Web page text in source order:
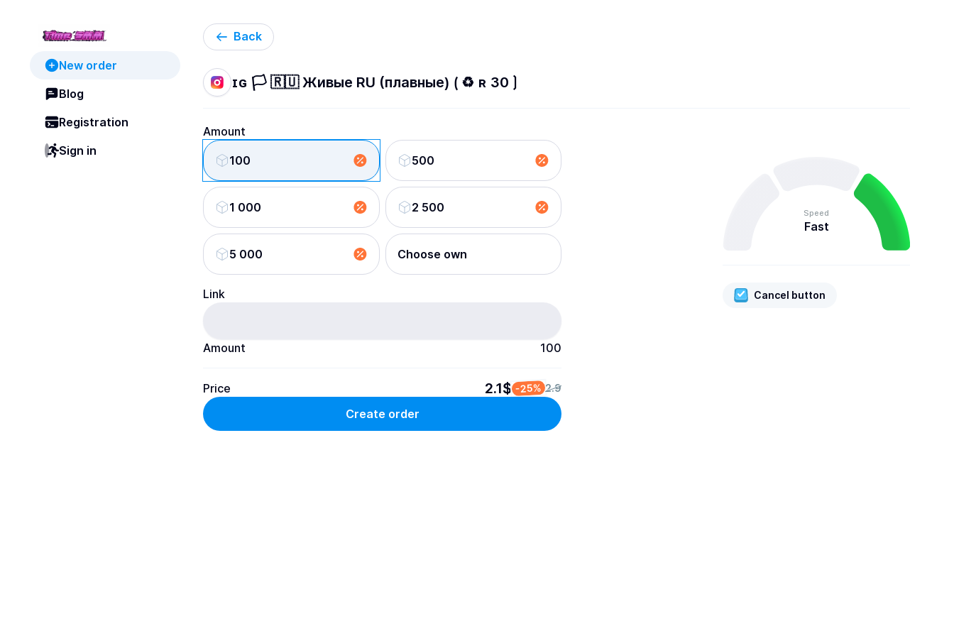
New order
Blog
Registration
Sign in
Back
ɪɢ 🏳️ 🇷🇺 Живые RU (плавные) ⟮ ♻ ʀ 30 ⟯
Amount
100 500
1 000 2 500
5 000 Choose own
Link
Amount 100
Price 2.1$ -25% 2.9
Create order
Speed
Fast
Cancel button